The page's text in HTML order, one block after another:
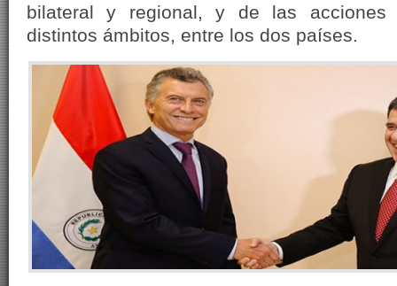
bilateral y regional, y de las acciones
distintos ámbitos, entre los dos países.